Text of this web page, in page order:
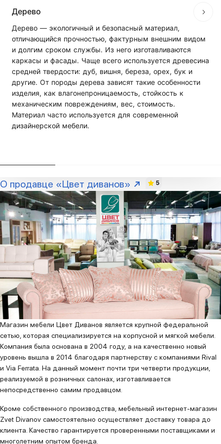
Дерево
Дерево — экологичный и безопасный материал,
отличающийся прочностью, фактурным внешним видом
и долгим сроком службы. Из него изготавливаются
каркасы и фасады. Чаще всего используется древесина
средней твердости: дуб, вишня, береза, орех, бук и
другие. От породы дерева зависят такие особенности
изделия, как влагонепроницаемость, стойкость к
механическим повреждениям, вес, стоимость.
Материал часто используется для современной
дизайнерской мебели.
О продавце «Цвет диванов» 5
Магазин мебели Цвет Диванов является крупной федеральной
сетью, которая специализируется на корпусной и мягкой мебели.
Компания была основана в 2004 году, а на качественно новый
уровень вышла в 2014 благодаря партнерству с компаниями Rival
и Via Ferrata. На данный момент почти три четверти продукции,
реализуемой в розничных салонах, изготавливается
непосредственно самим продавцом.
Кроме собственного производства, мебельный интернет-магазин
Zvet Divanov самостоятельно осуществляет доставку товара до
клиента. Качество гарантируется проверенными поставщиками и
многолетним опытом бренда.